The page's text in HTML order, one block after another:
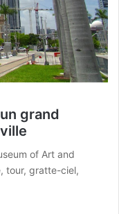
grand
of Art and
tour, gratte-ciel,